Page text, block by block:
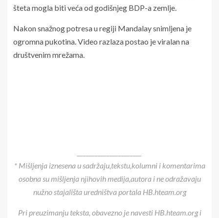
šteta mogla biti veća od godišnjeg BDP-a zemlje.
Nakon snažnog potresa u regiji Mandalay snimljena je
ogromna pukotina. Video razlaza postao je viralan na
društvenim mrežama.
* Mišljenja iznesena u sadržaju,tekstu,kolumni i komentarima
osobna su mišljenja njihovih medija,autora i ne odražavaju
nužno stajališta uredništva portala HB.hteam.org
Pri preuzimanju teksta, obavezno je navesti HB.hteam.org i